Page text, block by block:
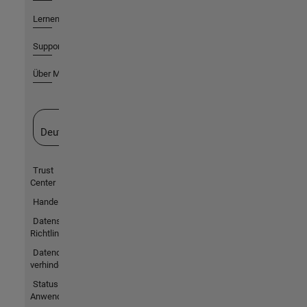
Lernen
Support
Über MathWorks
Deutschland
Trust
Center
Handelsmarken
Datenschutz-
Richtlinien
Datendiebstahl
verhindern
Status von
Anwendungen